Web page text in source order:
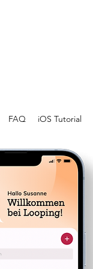
FAQ iOS Tutorial